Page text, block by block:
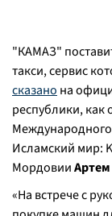
"КАМАЗ"
такси, сервис
сказано на
республики, как
Исламский мир:
Мордовии
«На встрече с